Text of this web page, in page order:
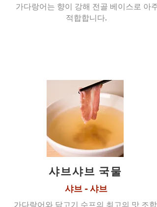
​ 가다랑어는 향이 강해 전골 베이스로 아주
적합합니다.
샤브샤브 국물
샤브 - 샤브
가다랑어와 닭고기 수프의 최고의 맛 조합.